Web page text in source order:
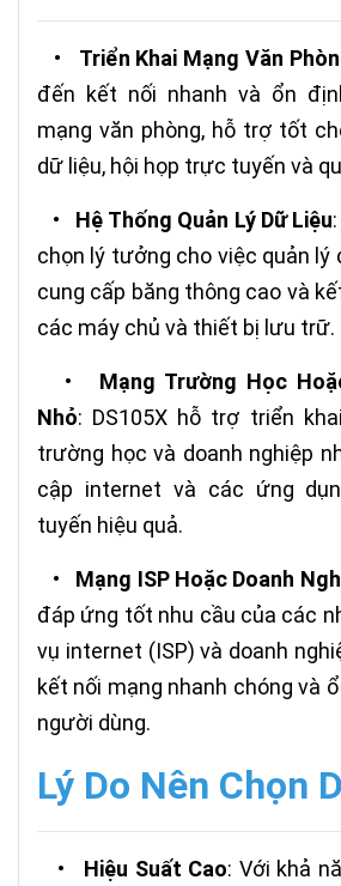
• Triển Khai Mạng Văn
đến kết nối nhanh và ổn
mạng văn phòng, hỗ trợ tốt
dữ liệu, hội họp trực tuyến và
• Hệ Thống Quản Lý Dữ Liệu
chọn lý tưởng cho việc quản lý
cung cấp băng thông cao và
các máy chủ và thiết bị lưu trữ.
• Mạng Trường Học
Nhỏ: DS105X hỗ trợ triển
trường học và doanh nghiệp
cập internet và các ứng
tuyến hiệu quả.
• Mạng ISP Hoặc Doanh
đáp ứng tốt nhu cầu của các
vụ internet (ISP) và doanh
kết nối mạng nhanh chóng và
người dùng.
Lý Do Nên Chọn
• Hiệu Suất Cao: Với khả